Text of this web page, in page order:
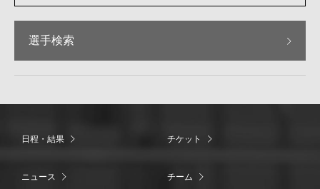
選手検索
日程・結果 チケット
ニュース チーム